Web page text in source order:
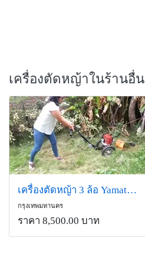
เครื่องตัดหญ้าในร้านอื่น
เครื่องตัดหญ้า 3 ล้อ Yamato รุ่น EN43-2T (2.4 HP แรงม้า)
กรุงเทพมหานคร
ราคา 8,500.00 บาท